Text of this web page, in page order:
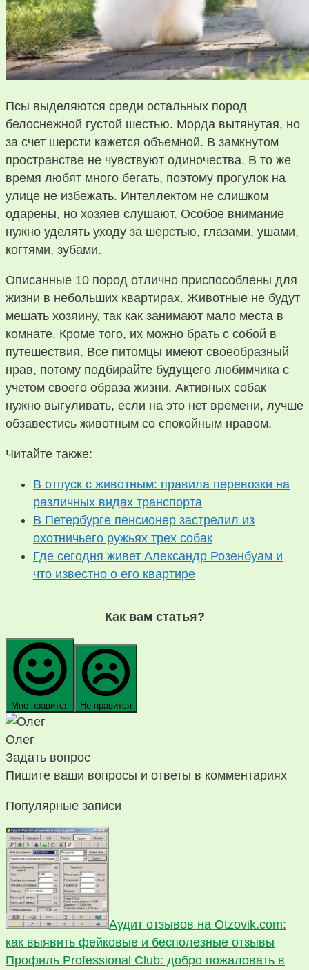
Псы выделяются среди остальных пород
белоснежной густой шестью. Морда вытянутая, но
за счет шерсти кажется объемной. В замкнутом
пространстве не чувствуют одиночества. В то же
время любят много бегать, поэтому прогулок на
улице не избежать. Интеллектом не слишком
одарены, но хозяев слушают. Особое внимание
нужно уделять уходу за шерстью, глазами, ушами,
когтями, зубами.
Описанные 10 пород отлично приспособлены для
жизни в небольших квартирах. Животные не будут
мешать хозяину, так как занимают мало места в
комнате. Кроме того, их можно брать с собой в
путешествия. Все питомцы имеют своеобразный
нрав, потому подбирайте будущего любимчика с
учетом своего образа жизни. Активных собак
нужно выгуливать, если на это нет времени, лучше
обзавестись животным со спокойным нравом.
Читайте также:
В отпуск с животным: правила перевозки на
различных видах транспорта
В Петербурге пенсионер застрелил из
охотничьего ружьях трех собак
Где сегодня живет Александр Розенбуам и
что известно о его квартире
Как вам статья?
Мне нравится Не нравится
Олег
Задать вопрос
Пишите ваши вопросы и ответы в комментариях
Популярные записи
Аудит отзывов на Otzovik.com:
как выявить фейковые и бесполезные отзывы
Профиль Professional Club: добро пожаловать в